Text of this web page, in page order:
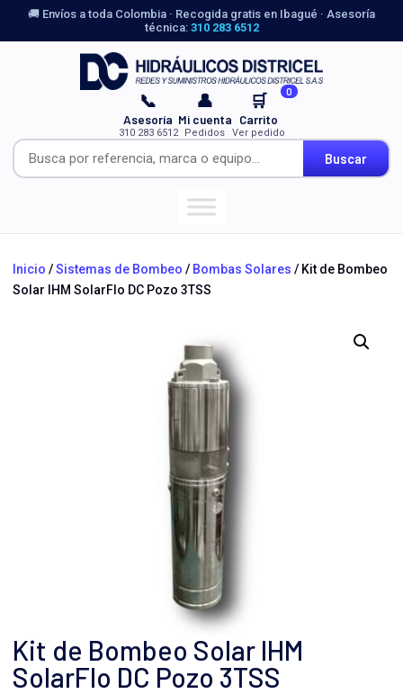
🚚 Envíos a toda Colombia · Recogida gratis en Ibagué · Asesoría
técnica: 310 283 6512
Buscar
📞
Asesoría
310 283 6512
👤
Mi cuenta
Pedidos
🛒 0
Carrito
Ver pedido
Inicio /Sistemas de Bombeo / Bombas Solares / Kit de Bombeo
Solar IHM SolarFlo DC Pozo 3TSS
Kit de Bombeo Solar IHM
SolarFlo DC Pozo 3TSS